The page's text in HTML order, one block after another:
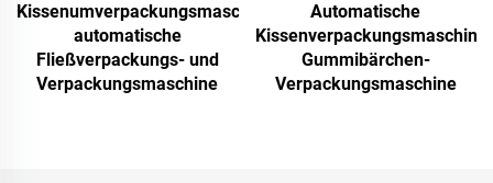
Kissenumverpackungsmaschine,
automatische
Fließverpackungs- und
Verpackungsmaschine
Automatische
Kissenverpackungsmaschine,
Gummibärchen-
Verpackungsmaschine